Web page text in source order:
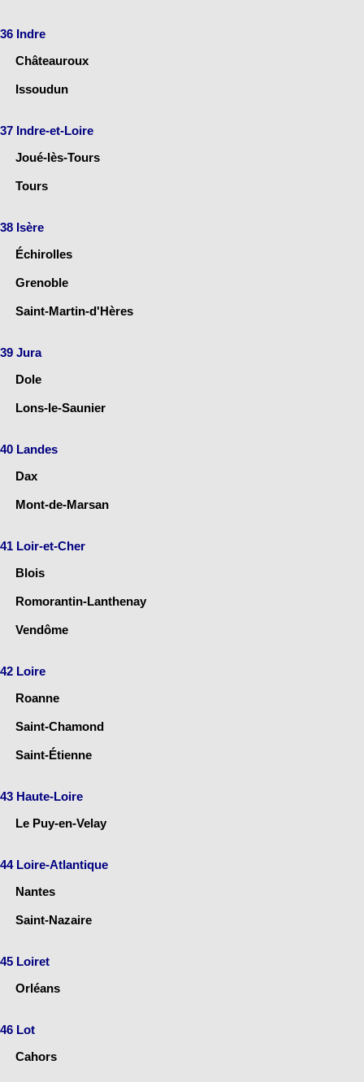
36 Indre
Châteauroux
Issoudun
37 Indre-et-Loire
Joué-lès-Tours
Tours
38 Isère
Échirolles
Grenoble
Saint-Martin-d'Hères
39 Jura
Dole
Lons-le-Saunier
40 Landes
Dax
Mont-de-Marsan
41 Loir-et-Cher
Blois
Romorantin-Lanthenay
Vendôme
42 Loire
Roanne
Saint-Chamond
Saint-Étienne
43 Haute-Loire
Le Puy-en-Velay
44 Loire-Atlantique
Nantes
Saint-Nazaire
45 Loiret
Orléans
46 Lot
Cahors